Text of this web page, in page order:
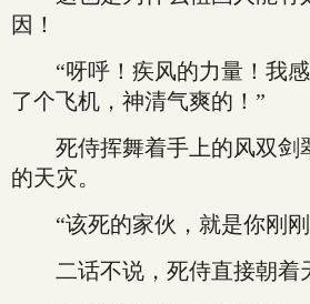
因！
“呀呼！疾风的力量！我感
了个飞机，神清气爽的！”
死侍挥舞着手上的风双剑
的天灾。
“该死的家伙，就是你刚刚
二话不说，死侍直接朝着